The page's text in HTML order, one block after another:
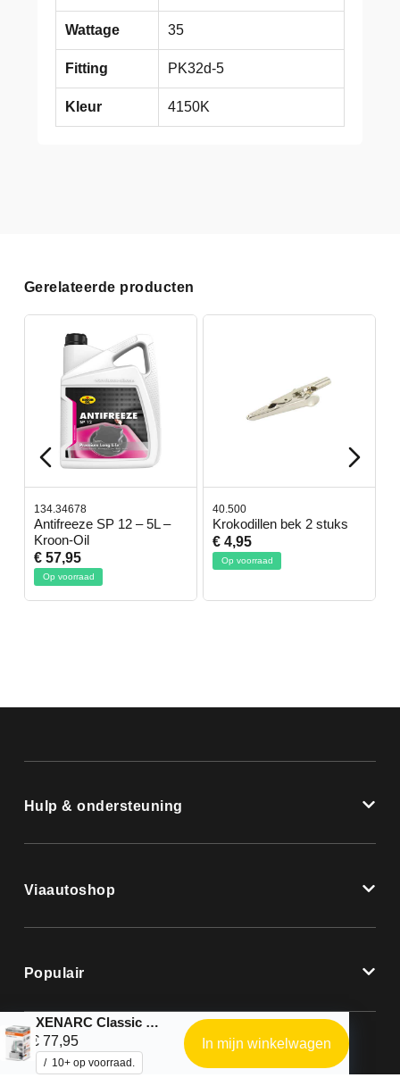
Wattage 35
Fitting PK32d-5
Kleur 4150K
Gerelateerde producten
134.34678
Antifreeze SP 12 – 5L –
Kroon-Oil
€ 57,95
Op voorraad
40.500
Krokodillen bek 2 stuks
€ 4,95
Op voorraad
Hulp & ondersteuning
Viaautoshop
Populair
XENARC Classic D3S 35W
€ 77,95
10+ op voorraad.
In mijn winkelwagen